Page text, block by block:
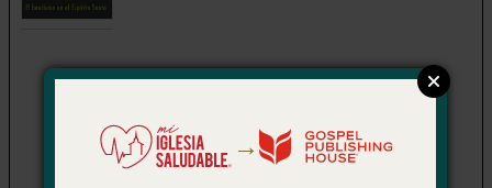
¿Y ahora qué? Bautismo en el
Espíritu Santo
Item # 02CX0584
→